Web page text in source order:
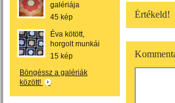
galériája
45 kép
Éva kötött,
horgolt munkái
15 kép
Böngéssz a galériák
között!
Értékeld!